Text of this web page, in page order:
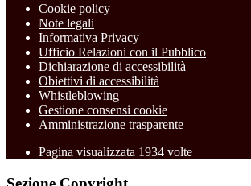
Cookie policy
Note legali
Informativa Privacy
Ufficio Relazioni con il Pubblico
Dichiarazione di accessibilità
Obiettivi di accessibilità
Whistleblowing
Gestione consensi cookie
Amministrazione trasparente
Pagina visualizzata 1934 volte